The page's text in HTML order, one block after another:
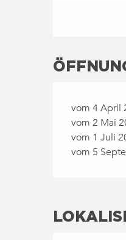
vom 4 April
vom 2 Mai
vom 1 Juli
vom 5